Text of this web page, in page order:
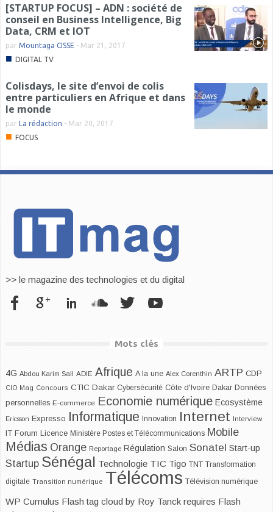
[STARTUP FOCUS] – ADN : société de
conseil en Business Intelligence, Big
Data, CRM et IOT
par Mountaga CISSE - Mar 21, 2017
■ DIGITAL TV
Colisdays, le site d’envoi de colis
entre particuliers en Afrique et dans
le monde
par La rédaction - Mar 20, 2017
■ FOCUS
>> le magazine des technologies et du digital
Mots clés
4G Abdou Karim Sall ADIE Afrique A la une Alex Corenthin ARTP CDP
CIO Mag Concours CTIC Dakar Cybersécurité Côte d'Ivoire Dakar Données
personnelles E-commerce Economie numérique Ecosystème
Ericsson Expresso Informatique Innovation Internet Interview
IT Forum Licence Ministère Postes et Télécommunications Mobile
Médias Orange Reportage Régulation Salon Sonatel Start-up
Startup Sénégal Technologie TIC Tigo TNT Transformation
digitale Transition numérique Télécoms Télévision numérique
WP Cumulus Flash tag cloud by Roy Tanck requires Flash